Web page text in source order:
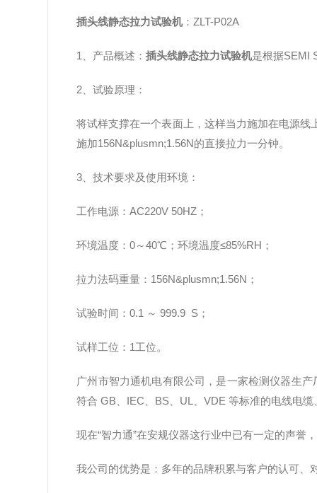
插头线静态拉力试验机：ZLT-P02A
1、产品概述：插头线静态拉力试验机是根据SEMI
2、试验原理：
将试样支撑在一个表面上，这样当力施加在电源
施加156N&plusmn;1.56N的直接拉力一分钟。
3、技术要求及使用环境：
工作电源：AC220V 50HZ；
环境温度：0～40℃；环境温度≤85%RH；
拉力法码重量：156N&plusmn;1.56N；
试验时间：0.1 ～ 999.9 S；
试样工位：1工位。
广州市智力通机电有限公司，是一家检测仪器生
符合 GB、IEC、BS、UL、VDE 等标准的电线电
现在“智力通”在安规仪器这行业中已有一定的声誉
我公司的优势是：多年的品牌积累与客户的认可